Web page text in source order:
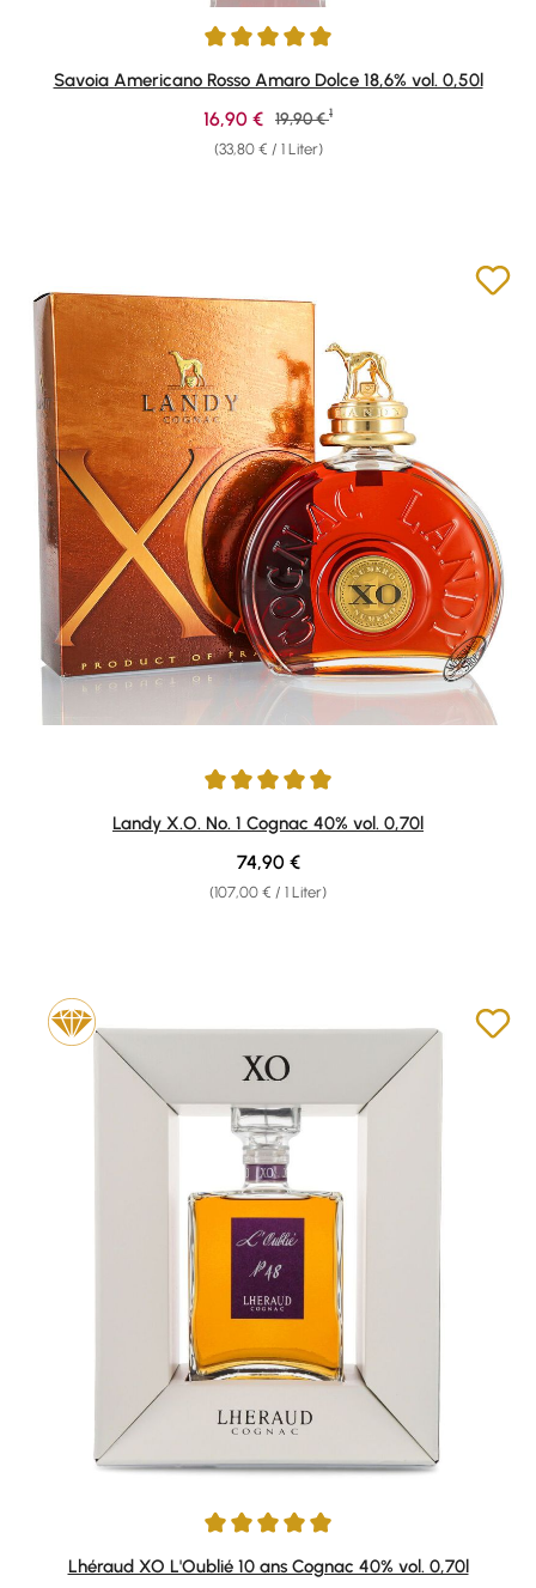
Durchschnittliche Bewertung von 5 von 5 Sternen
Savoia Americano Rosso Amaro Dolce 18,6% vol. 0,50l
(33,80 € / 1 Liter)
Verkaufspreis:
16,90 € Regulärer Preis:
19,90 € 1
Durchschnittliche Bewertung von 4.94 von 5 Sternen
Landy X.O. No. 1 Cognac 40% vol. 0,70l
(107,00 € / 1 Liter)
Regulärer Preis:
74,90 €
Durchschnittliche Bewertung von 5 von 5 Sternen
Lhéraud XO L'Oublié 10 ans Cognac 40% vol. 0,70l